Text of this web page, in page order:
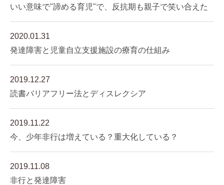
いい意味で"諦める育児"で、反抗期も親子で笑い合えた
2020.01.31
発達障害と児童自立支援施設の療育の仕組み
2019.12.27
読書バリアフリー法とディスレクシア
2019.11.22
今、少年非行は増えている？重大化している？
2019.11.08
非行と発達障害